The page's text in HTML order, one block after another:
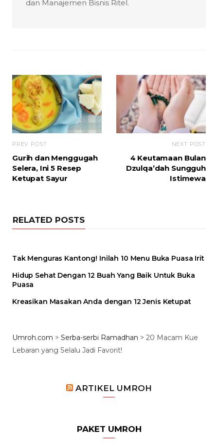
dan Manajemen Bisnis Ritel.
PREV POST
Gurih dan Menggugah
Selera, Ini 5 Resep
Ketupat Sayur
NEXT POST
4 Keutamaan Bulan
Dzulqa’dah Sungguh
Istimewa
RELATED POSTS
Tak Menguras Kantong! Inilah 10 Menu Buka Puasa Irit
Hidup Sehat Dengan 12 Buah Yang Baik Untuk Buka
Puasa
Kreasikan Masakan Anda dengan 12 Jenis Ketupat
Umroh.com > Serba-serbi Ramadhan > 20 Macam Kue
Lebaran yang Selalu Jadi Favorit!
ARTIKEL UMROH
PAKET UMROH